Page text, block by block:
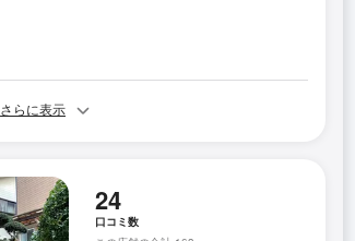
さらに表示
24
口コミ数